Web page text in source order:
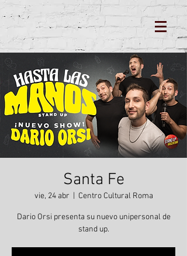
Santa Fe
vie, 24 abr Centro Cultural Roma
Dario Orsi presenta su nuevo unipersonal de
stand up.